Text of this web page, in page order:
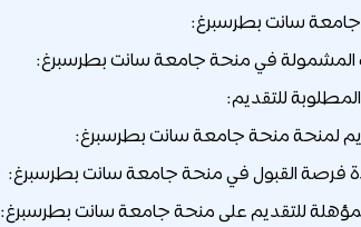
سانت بطرسبرغ:
في منحة جامعة سانت بطرسبرغ:
للتقديم:
لمنحة منحة جامعة سانت بطرسبرغ:
فرصة القبول في منحة جامعة سانت بطرسبرغ:
للتقديم على منحة جامعة سانت بطرسبرغ: